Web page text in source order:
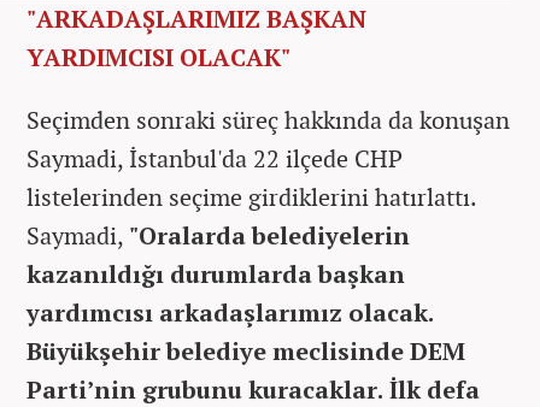
"ARKADAŞLARIMIZ BAŞKAN
YARDIMCISI OLACAK"
Seçimden sonraki süreç hakkında da konuşan
Saymadi, İstanbul'da 22 ilçede CHP
listelerinden seçime girdiklerini hatırlattı.
Saymadi, "Oralarda belediyelerin
kazanıldığı durumlarda başkan
yardımcısı arkadaşlarımız olacak.
Büyükşehir belediye meclisinde DEM
Parti’nin grubunu kuracaklar. İlk defa